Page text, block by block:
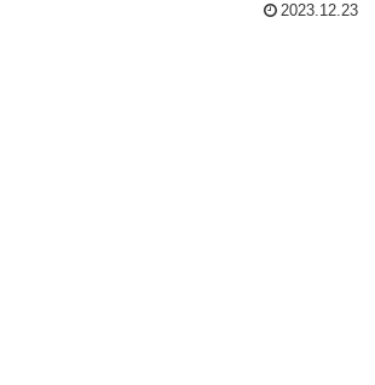
2023.12.23